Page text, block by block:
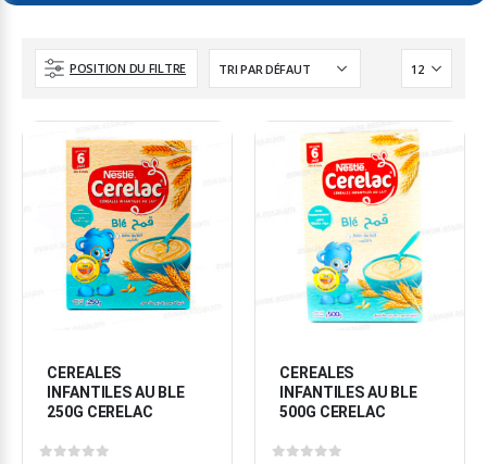
POSITION DU FILTRE
CEREALES
INFANTILES AU BLE
250G CERELAC
CEREALES
INFANTILES AU BLE
500G CERELAC